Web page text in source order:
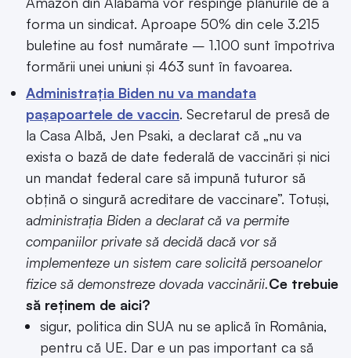
forma un sindicat. Aproape 50% din cele 3.215
buletine au fost numărate – 1.100 sunt împotriva
formării unei uniuni și 463 sunt în favoarea.
Administrația Biden nu va mandata
pașapoartele de vaccin. Secretarul de presă de
la Casa Albă, Jen Psaki, a declarat că „nu va
exista o bază de date federală de vaccinări și nici
un mandat federal care să impună tuturor să
obțină o singură acreditare de vaccinare”. Totuși,
administrația Biden a declarat că va permite
companiilor private să decidă dacă vor să
implementeze un sistem care solicită persoanelor
fizice să demonstreze dovada vaccinării.Ce trebuie
să reținem de aici?
sigur, politica din SUA nu se aplică în România,
pentru că UE. Dar e un pas important ca să